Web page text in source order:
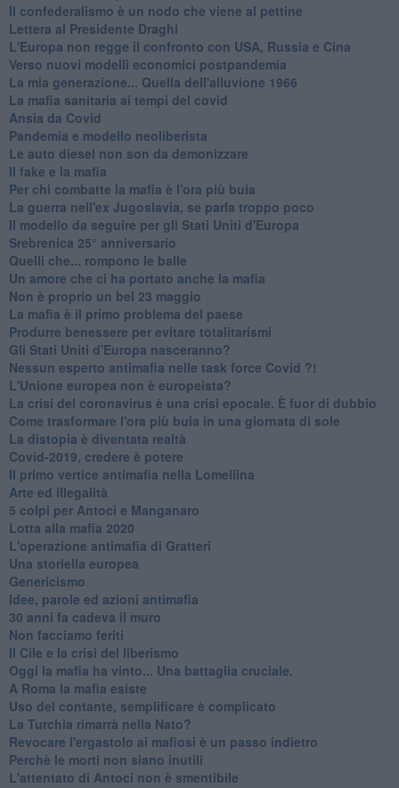
Il confederalismo è un nodo che viene al pettine
Lettera al Presidente Draghi
L'Europa non regge il confronto con USA, Russia e Cina
Verso nuovi modelli economici postpandemia
​La mia generazione... Quella dell'alluvione 1966
​La mafia sanitaria ai tempi del covid
Ansia da Covid
Pandemia e modello neoliberista
Le auto diesel non son da demonizzare
​Il fake e la mafia
Per chi combatte la mafia è l'ora più buia
La guerra nell'ex Jugoslavia, se parla troppo poco
Il modello da seguire per gli Stati Uniti d'Europa
Srebrenica 25° anniversario
Quelli che... rompono le balle
Un amore che ci ha portato anche la mafia
Non è proprio un bel 23 maggio
La mafia è il primo problema del paese
Produrre benessere per evitare totalitarismi
Gli Stati Uniti d'Europa nasceranno?
Nessun esperto antimafia nelle task force Covid ?!
L'Unione europea non è europeista?
La crisi del coronavirus è una crisi epocale. È fuor di dubbio
Come trasformare l'ora più buia in una giornata di sole
​La distopia è diventata realtà
Covid-2019, credere è potere
Il primo vertice antimafia nella Lomellina
Arte ed illegalità
​5 colpi per Antoci e Manganaro
Lotta alla mafia 2020
L'operazione antimafia di Gratteri
Una storiella europea
Genericismo
Idee, parole ed azioni antimafia
30 anni fa cadeva il muro
Non facciamo feriti
Il Cile e la crisi del liberismo
Oggi la mafia ha vinto... Una battaglia cruciale.
A Roma la mafia esiste
Uso del contante, semplificare è complicato
La Turchia rimarrà nella Nato?
Revocare l'ergastolo ai mafiosi è un passo indietro
Perchè le morti non siano inutili
L'attentato di Antoci non è smentibile